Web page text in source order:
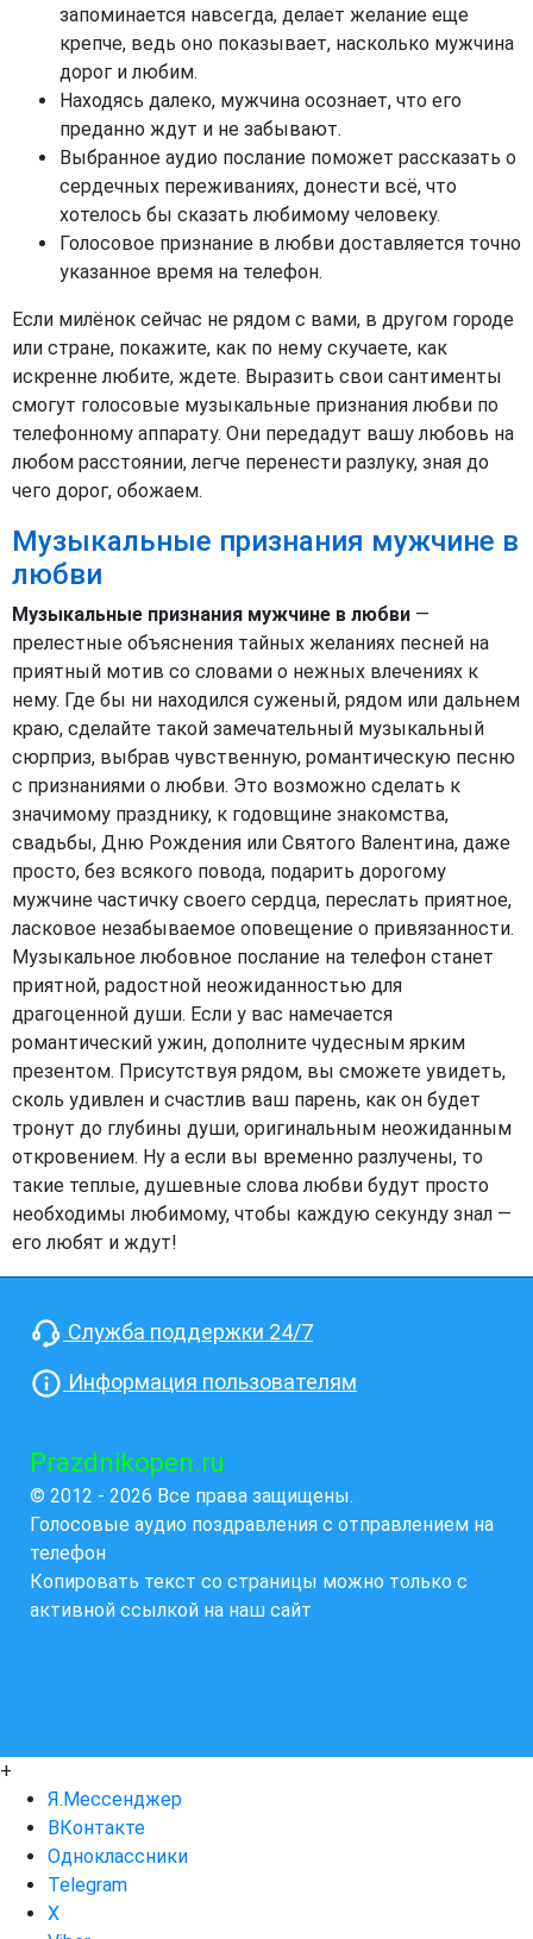
запоминается навсегда, делает желание еще
крепче, ведь оно показывает, насколько мужчина
дорог и любим.
Находясь далеко, мужчина осознает, что его
преданно ждут и не забывают.
Выбранное аудио послание поможет рассказать о
сердечных переживаниях, донести всё, что
хотелось бы сказать любимому человеку.
Голосовое признание в любви доставляется точно
указанное время на телефон.
Если милёнок сейчас не рядом с вами, в другом городе
или стране, покажите, как по нему скучаете, как
искренне любите, ждете. Выразить свои сантименты
смогут голосовые музыкальные признания любви по
телефонному аппарату. Они передадут вашу любовь на
любом расстоянии, легче перенести разлуку, зная до
чего дорог, обожаем.
Музыкальные признания мужчине в
любви
Музыкальные признания мужчине в любви —
прелестные объяснения тайных желаниях песней на
приятный мотив со словами о нежных влечениях к
нему. Где бы ни находился суженый, рядом или дальнем
краю, сделайте такой замечательный музыкальный
сюрприз, выбрав чувственную, романтическую песню
с признаниями о любви. Это возможно сделать к
значимому празднику, к годовщине знакомства,
свадьбы, Дню Рождения или Святого Валентина, даже
просто, без всякого повода, подарить дорогому
мужчине частичку своего сердца, переслать приятное,
ласковое незабываемое оповещение о привязанности.
Музыкальное любовное послание на телефон станет
приятной, радостной неожиданностью для
драгоценной души. Если у вас намечается
романтический ужин, дополните чудесным ярким
презентом. Присутствуя рядом, вы сможете увидеть,
сколь удивлен и счастлив ваш парень, как он будет
тронут до глубины души, оригинальным неожиданным
откровением. Ну а если вы временно разлучены, то
такие теплые, душевные слова любви будут просто
необходимы любимому, чтобы каждую секунду знал —
его любят и ждут!
Служба поддержки 24/7
Информация пользователям
Prazdnikopen.ru
© 2012 - 2026 Все права защищены.
Голосовые аудио поздравления с отправлением на
телефон
Копировать текст со страницы можно только с
активной ссылкой на наш сайт
+
Я.Мессенджер
ВКонтакте
Одноклассники
Telegram
X